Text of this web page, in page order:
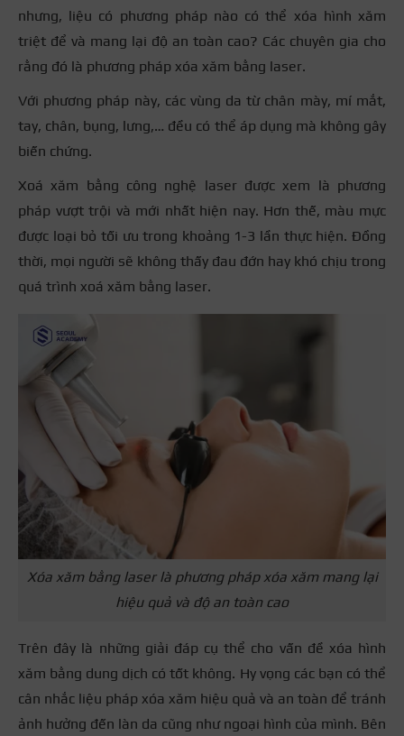
nhưng, liệu có phương pháp nào có thể xóa hình xăm
triệt để và mang lại độ an toàn cao? Các chuyên gia cho
rằng đó là phương pháp xóa xăm bằng laser.
Với phương pháp này, các vùng da từ chân mày, mí mắt,
tay, chân, bụng, lưng,… đều có thể áp dụng mà không gây
biến chứng.
Xoá xăm bằng công nghệ laser được xem là phương
pháp vượt trội và mới nhất hiện nay. Hơn thế, màu mực
được loại bỏ tối ưu trong khoảng 1-3 lần thực hiện. Đồng
thời, mọi người sẽ không thấy đau đớn hay khó chịu trong
quá trình xoá xăm bằng laser.
Xóa xăm bằng laser là phương pháp xóa xăm mang lại
hiệu quả và độ an toàn cao
Trên đây là những giải đáp cụ thể cho vấn đề xóa hình
xăm bằng dung dịch có tốt không. Hy vọng các bạn có thể
cân nhắc liệu pháp xóa xăm hiệu quả và an toàn để tránh
ảnh hưởng đến làn da cũng như ngoại hình của mình. Bên